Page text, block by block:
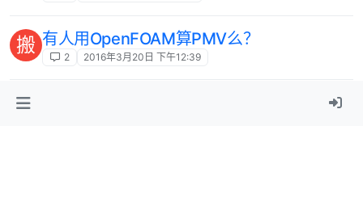
搬 有人用OpenFOAM算PMV么？
2 2016年3月20日 下午12:39
搬